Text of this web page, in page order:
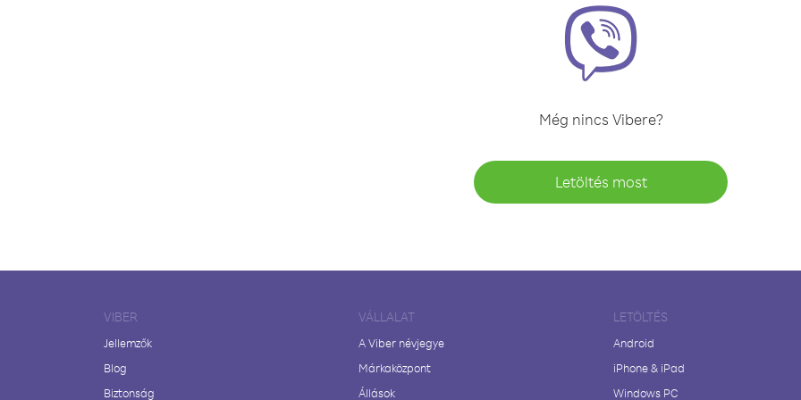
Még nincs Vibere?
Letöltés most
VIBER
Jellemzők
Blog
Biztonság
VÁLLALAT
A Viber névjegye
Márkaközpont
Állások
LETÖLTÉS
Android
iPhone & iPad
Windows PC